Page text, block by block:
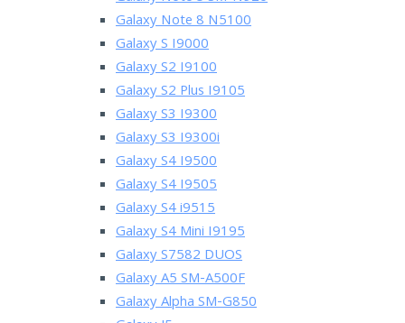
Galaxy Note 8 N5100
Galaxy S I9000
Galaxy S2 I9100
Galaxy S2 Plus I9105
Galaxy S3 I9300
Galaxy S3 I9300i
Galaxy S4 I9500
Galaxy S4 I9505
Galaxy S4 i9515
Galaxy S4 Mini I9195
Galaxy S7582 DUOS
Galaxy A5 SM-A500F
Galaxy Alpha SM-G850